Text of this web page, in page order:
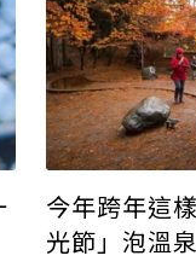
今年跨年這
光節」泡溫